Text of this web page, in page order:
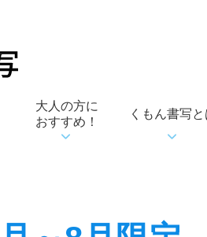
大人の方に
おすすめ！
くもん書写と